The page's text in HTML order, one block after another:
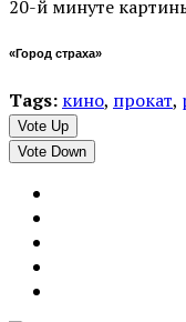
20-й минуте
«Город страха»
Tags: кино, прокат,
Vote Up
Vote Down